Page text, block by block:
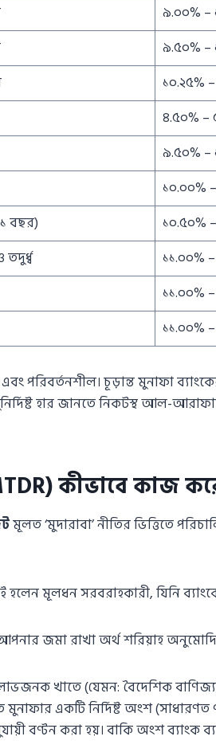
৯.০০% –
৯.৫০% –
১০.২৫%
৪.৫০% –
৯.৫০% –
১০.০০%
বছর)
১০.৫০%
১১.০০%
১১.০০%
১১.০০%
পরিবর্তনশীল। চূড়ান্ত মুনাফা
হার জানতে নিকটস্থ আল-
কীভাবে কাজ
মূলত ‘মুদারাবা’ নীতির ভিত্তিতে
মূলধন সরবরাহকারী, যিনি
জমা রাখা অর্থ শরিয়াহ
খাতে (যেমন: বৈদেশিক
মুনাফার একটি নির্দিষ্ট অংশ
বণ্টন করা হয়। বাকি অংশ ব্যাংক